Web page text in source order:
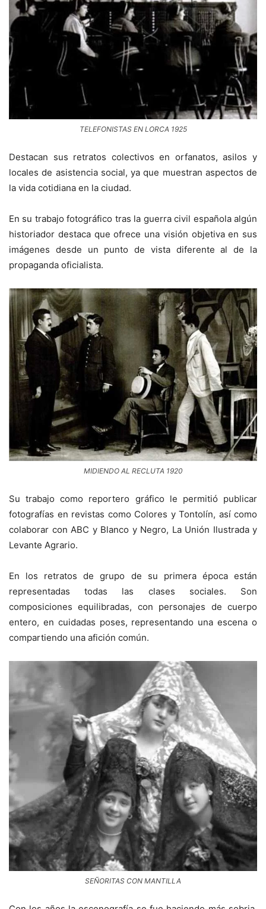
TELEFONISTAS EN LORCA 1925
Destacan sus retratos colectivos en orfanatos, asilos y
locales de asistencia social, ya que muestran aspectos de
la vida cotidiana en la ciudad.
En su trabajo fotográfico tras la guerra civil española algún
historiador destaca que ofrece una visión objetiva en sus
imágenes desde un punto de vista diferente al de la
propaganda oficialista.
MIDIENDO AL RECLUTA 1920
Su trabajo como reportero gráfico le permitió publicar
fotografías en revistas como Colores y Tontolín, así como
colaborar con ABC y Blanco y Negro, La Unión Ilustrada y
Levante Agrario.
En los retratos de grupo de su primera época están
representadas todas las clases sociales. Son
composiciones equilibradas, con personajes de cuerpo
entero, en cuidadas poses, representando una escena o
compartiendo una afición común.
SEÑORITAS CON MANTILLA